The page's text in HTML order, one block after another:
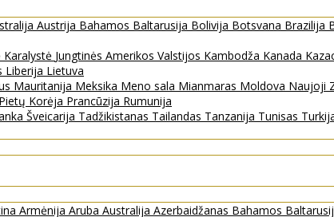
Austrija Bahamos Baltarusija Bolivija Botsvana Brazilija
Karalystė Jungtinės Amerikos Valstijos Kambodža Kanada
Liberija Lietuva
Mauritanija Meksika Meno sala Mianmaras Moldova Naujoji
Pietų Korėja Prancūzija Rumunija
Šveicarija Tadžikistanas Tailandas Tanzanija Tunisas
Armėnija Aruba Australija Azerbaidžanas Bahamos